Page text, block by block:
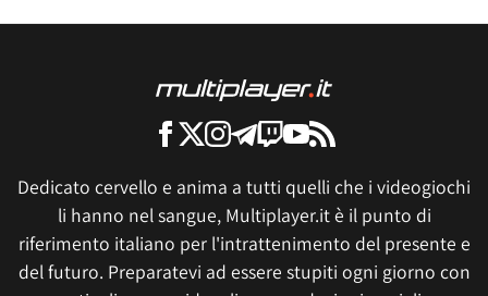
Dedicato cervello e anima a tutti quelli che i videogiochi
li hanno nel sangue, Multiplayer.it è il punto di
riferimento italiano per l'intrattenimento del presente e
del futuro. Preparatevi ad essere stupiti ogni giorno con